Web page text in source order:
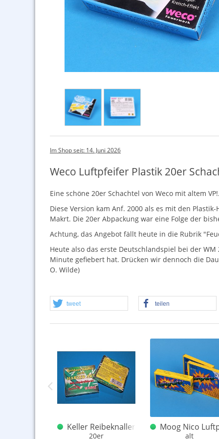
Im Shop seit: 14. Juni 2026
Weco Luftpfeifer Plastik 20er
Eine schöne 20er Schachtel von Weco mit altem VP!.
Diese Version kam Anf. 2000 als es mit den
Makrt. Die 20er Abpackung war eine Folge der
Achtung, das Angebot fällt heute in die Rubrik
Heute also das erste Deutschlandspiel bei der
Minute gefiebert hat. Drücken wir dennoch die
O. Wilde)
tweet teilen
Feuerkreise 20erKeller Reibeknaller nach Harzer Art 20er
20er
Moog Nico
alt